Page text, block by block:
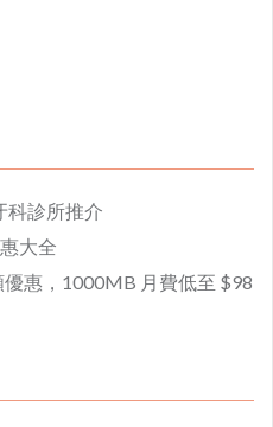
科診所推介
大全
惠，1000MB 月費低至 $98